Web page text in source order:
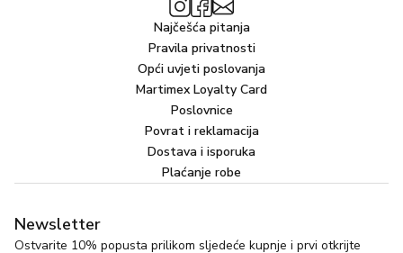
(MEADOWFOAM) SEED OIL, CRAMBE ABYSSINICA
SEED OIL, ISOSTEARYL ISOSTEARATE,
CYCLOHEXASILOXANE, CETEARYL ALCOHOL,
BEHENYL ALCOHOL, PROPANEDIOL,POLYAMIDE -5,
ISOCETYL ALCOHOL, PHENOXYETHANOL, SODIUM
CARBOMER, HYDROGENATED COCOGLYCERIDES,
GLYCERYL UNDECYLENATE, DIMETHICONE,
MALTODEXTRIN, SODIUM STEAROYL GLUTAMATE,
POLYPERFLUOROMETHYLISOPROPYL ETHER,
(WATERMELON) FRUIT EXTRACT, HYDROLYZED
CANDIDA SAITOANA EXTRACT, CERAMIDE NP,
Najčešća pitanja
Pravila privatnosti
Opći uvjeti poslovanja
Martimex Loyalty Card
Poslovnice
Povrat i reklamacija
Dostava i isporuka
Plaćanje robe
Newsletter
Ostvarite 10% popusta prilikom sljedeće kupnje i prvi otkrijte